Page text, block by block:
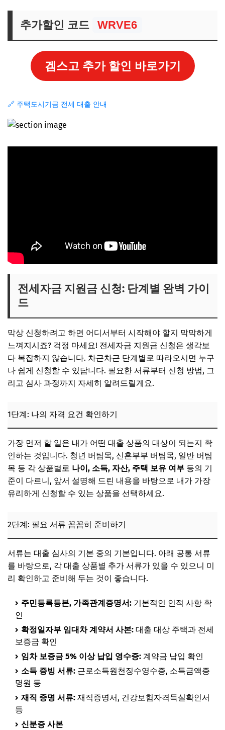
추가할인 코드 WRVE6
겜스고 추가 할인 바로가기
🔗 주택도시기금 전세 대출 안내
전세자금 지원금 신청: 단계별 완벽 가이
드
막상 신청하려고 하면 어디서부터 시작해야 할지 막막하게
느껴지시죠? 걱정 마세요! 전세자금 지원금 신청은 생각보
다 복잡하지 않습니다. 차근차근 단계별로 따라오시면 누구
나 쉽게 신청할 수 있답니다. 필요한 서류부터 신청 방법, 그
리고 심사 과정까지 자세히 알려드릴게요.
1단계: 나의 자격 요건 확인하기
가장 먼저 할 일은 내가 어떤 대출 상품의 대상이 되는지 확
인하는 것입니다. 청년 버팀목, 신혼부부 버팀목, 일반 버팀
목 등 각 상품별로 나이, 소득, 자산, 주택 보유 여부 등의 기
준이 다르니, 앞서 설명해 드린 내용을 바탕으로 내가 가장
유리하게 신청할 수 있는 상품을 선택하세요.
2단계: 필요 서류 꼼꼼히 준비하기
서류는 대출 심사의 기본 중의 기본입니다. 아래 공통 서류
를 바탕으로, 각 대출 상품별 추가 서류가 있을 수 있으니 미
리 확인하고 준비해 두는 것이 좋습니다.
주민등록등본, 가족관계증명서: 기본적인 인적 사항 확
인
확정일자부 임대차 계약서 사본: 대출 대상 주택과 전세
보증금 확인
임차 보증금 5% 이상 납입 영수증: 계약금 납입 확인
소득 증빙 서류: 근로소득원천징수영수증, 소득금액증
명원 등
재직 증명 서류: 재직증명서, 건강보험자격득실확인서
등
신분증 사본